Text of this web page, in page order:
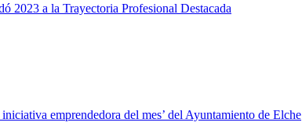
2023 a la Trayectoria Profesional Destacada
emprendedora del mes’ del Ayuntamiento de Elche